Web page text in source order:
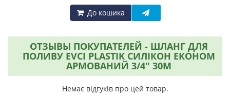
До кошика
ОТЗЫВЫ ПОКУПАТЕЛЕЙ - ШЛАНГ ДЛЯ
ПОЛИВУ EVCI PLASTIK СИЛІКОН ЕКОНОМ
АРМОВАНИЙ 3/4" 30М
Немає відгуків про цей товар.